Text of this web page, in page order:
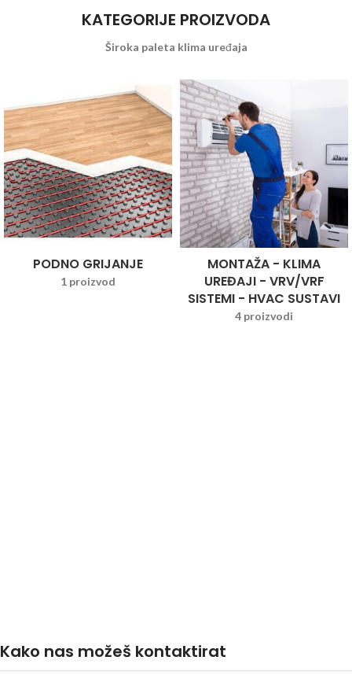
KATEGORIJE PROIZVODA
Široka paleta klima uređaja
PODNO GRIJANJE
1 proizvod
MONTAŽA - KLIMA
UREĐAJI - VRV/VRF
SISTEMI - HVAC SUSTAVI
4 proizvodi
Kako nas možeš kontaktirat